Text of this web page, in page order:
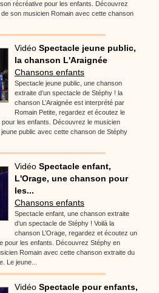
récréative pour les enfants. Découvrez
son musicien Romain avec cette chanson
Vidéo Spectacle jeune public,
la chanson L'Araignée
Chansons enfants
Spectacle jeune public, une chanson
extraite d’un spectacle de Stéphy ! la
chanson L’Araignée est interprété par
Romain Petite, regardez et écoutez le
les enfants. Découvrez le musicien
public avec cette chanson de Stéphy
Vidéo Spectacle enfant,
L'Orage, une chanson pour
les...
Chansons enfants
Spectacle enfant, une chanson extraite
d’un spectacle de Stéphy ! Voilà la
chanson L’Orage, regardez et écoutez un
pour les enfants. Découvrez Stéphy en
Romain avec cette chanson extraite du
Le jeune...
Vidéo Spectacle pour enfants,